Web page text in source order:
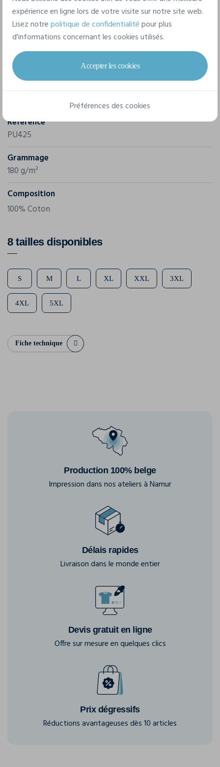
Caractéristiques
Référence
PU425
Grammage
180 g/m²
Composition
100% Coton
8 tailles disponibles
S M L XL XXL 3XL
4XL 5XL
Fiche technique
Production 100% belge
Impression dans nos ateliers à Namur
Délais rapides
Livraison dans le monde entier
Devis gratuit en ligne
Offre sur mesure en quelques clics
Prix dégressifs
Réductions avantageuses dès 10 articles
expérience en ligne lors de votre visite sur notre site web.
Lisez notrepolitique de confidentialitépour plus
d'informations concernant les cookies utilisés.
Accepter les cookies
Préférences des cookies